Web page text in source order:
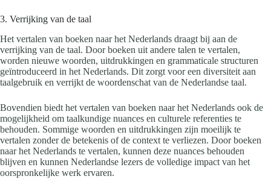
3. Verrijking van de taal
Het vertalen van boeken naar het Nederlands draagt bij aan de
verrijking van de taal. Door boeken uit andere talen te vertalen,
worden nieuwe woorden, uitdrukkingen en grammaticale structuren
geïntroduceerd in het Nederlands. Dit zorgt voor een diversiteit aan
taalgebruik en verrijkt de woordenschat van de Nederlandse taal.
Bovendien biedt het vertalen van boeken naar het Nederlands ook de
mogelijkheid om taalkundige nuances en culturele referenties te
behouden. Sommige woorden en uitdrukkingen zijn moeilijk te
vertalen zonder de betekenis of de context te verliezen. Door boeken
naar het Nederlands te vertalen, kunnen deze nuances behouden
blijven en kunnen Nederlandse lezers de volledige impact van het
oorspronkelijke werk ervaren.